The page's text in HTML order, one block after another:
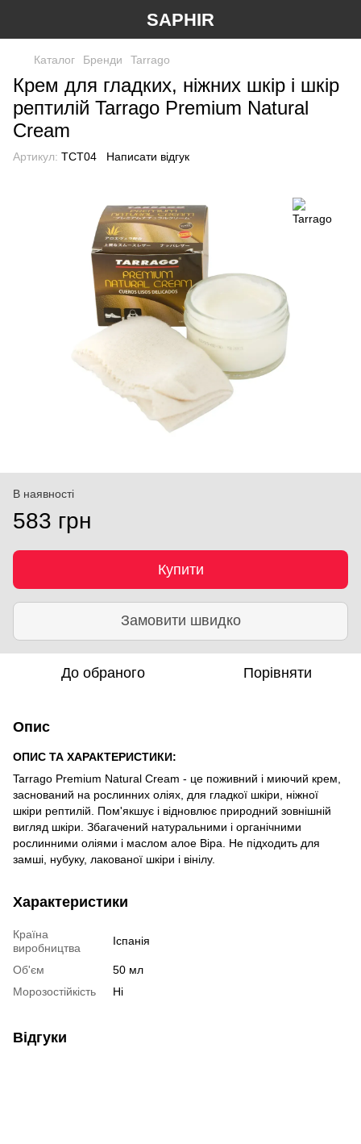
SAPHIR
Каталог Бренди Tarrago
Крем для гладких, ніжних шкір і шкір
рептилій Tarrago Premium Natural
Cream
Артикул: TCT04 Написати відгук
В наявності
583 грн
Купити
Замовити швидко
До обраного Порівняти
Опис
ОПИС ТА ХАРАКТЕРИСТИКИ:
Tarrago Premium Natural Cream - це поживний і миючий крем,
заснований на рослинних оліях, для гладкої шкіри, ніжної
шкіри рептилій. Пом'якшує і відновлює природний зовнішній
вигляд шкіри. Збагачений натуральними і органічними
рослинними оліями і маслом алое Віра. Не підходить для
замші, нубуку, лакованої шкіри і вінілу.
Характеристики
Країна
виробництва
Іспанія
Об'єм
50 мл
Морозостійкість
Ні
Відгуки